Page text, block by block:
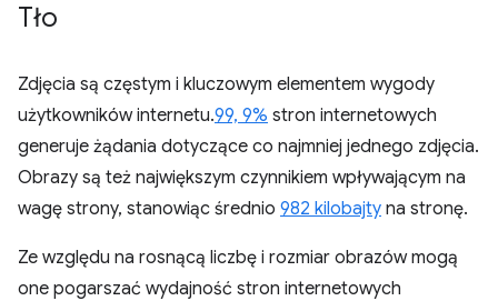
Tło
Zdjęcia są częstym i kluczowym elementem wygody
użytkowników internetu.99, 9% stron internetowych
generuje żądania dotyczące co najmniej jednego zdjęcia.
Obrazy są też największym czynnikiem wpływającym na
wagę strony, stanowiąc średnio 982 kilobajty na stronę.
Ze względu na rosnącą liczbę i rozmiar obrazów mogą
one pogarszać wydajność stron internetowych